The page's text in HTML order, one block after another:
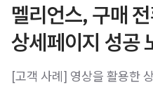
멜리언스, 구매
상세페이지 성공
[고객 사례] 영상을 활용한